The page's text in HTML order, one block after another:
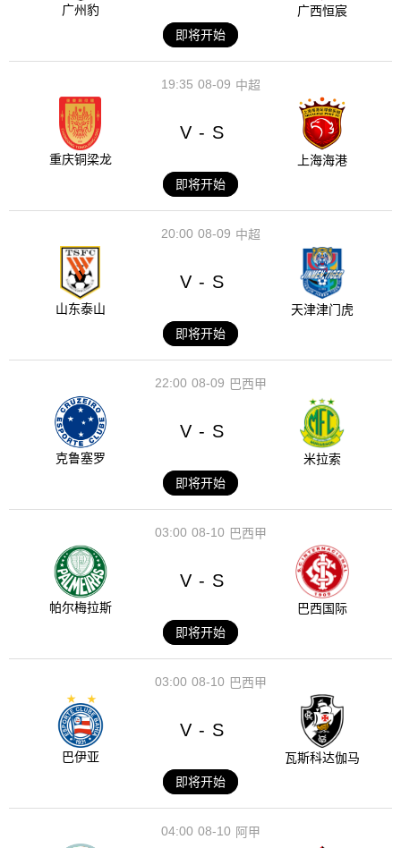
广州豹
广西恒宸
即将开始
08-09
19:35 中超
重庆铜梁龙
V - S
上海海港
即将开始
08-09
20:00 中超
山东泰山
V - S
天津津门虎
即将开始
08-09
22:00 巴西甲
克鲁塞罗
V - S
米拉索
即将开始
08-10
03:00 巴西甲
帕尔梅拉斯
V - S
巴西国际
即将开始
08-10
03:00 巴西甲
巴伊亚
V - S
瓦斯科达伽马
即将开始
08-10
04:00 阿甲